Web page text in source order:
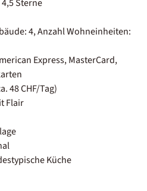
Sterne
4, Anzahl Wohneinheiten:
Express, MasterCard,
48 CHF/Tag)
Flair
Küche